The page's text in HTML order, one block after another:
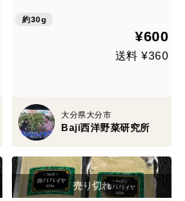
約30g
¥600
送料 ¥360
大分県大分市
Baji西洋野菜研究所